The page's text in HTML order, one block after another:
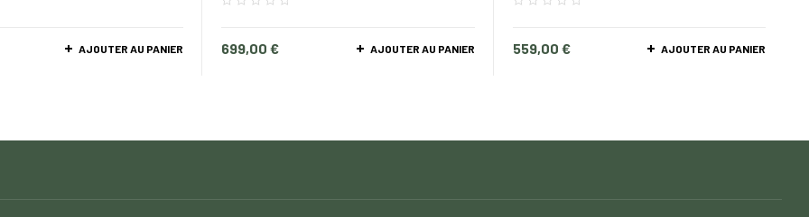
AJOUTER AU PANIER 699,00 € AJOUTER AU PANIER 559,00 € AJOUTER AU PANIER